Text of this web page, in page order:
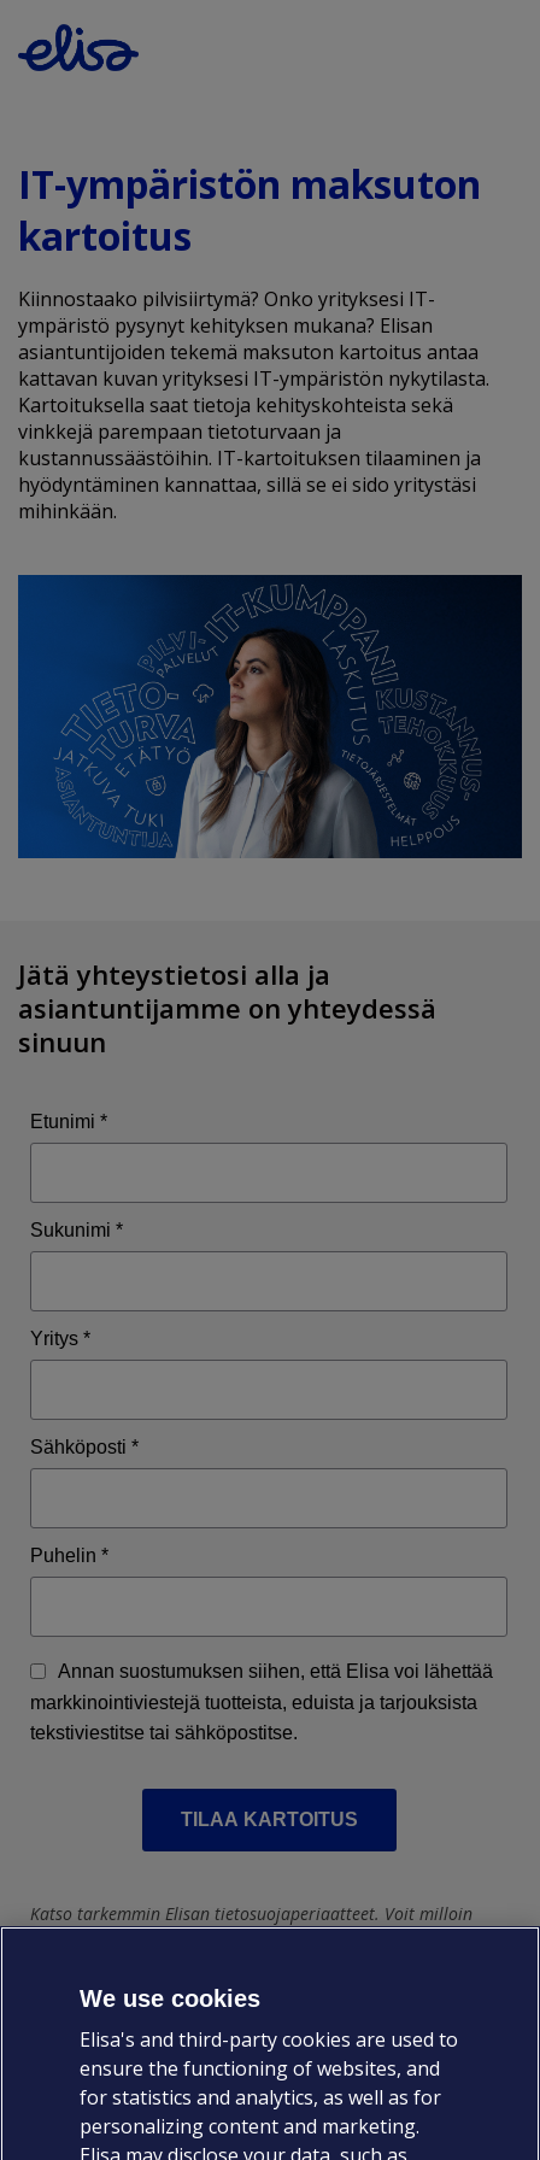
IT-ympäristön maksuton
kartoitus
Kiinnostaako pilvisiirtymä? Onko yrityksesi IT-
ympäristö pysynyt kehityksen mukana? Elisan
asiantuntijoiden tekemä maksuton kartoitus antaa
kattavan kuvan yrityksesi IT-ympäristön nykytilasta.
Kartoituksella saat tietoja kehityskohteista sekä
vinkkejä parempaan tietoturvaan ja
kustannussäästöihin. IT-kartoituksen tilaaminen ja
hyödyntäminen kannattaa, sillä se ei sido yritystäsi
mihinkään.
Jätä yhteystietosi alla ja
asiantuntijamme on yhteydessä
sinuun
Etunimi *
Sukunimi *
Yritys *
Sähköposti *
Puhelin *
Annan suostumuksen siihen, että Elisa voi lähettää
markkinointiviestejä tuotteista, eduista ja tarjouksista
tekstiviestitse tai sähköpostitse.
TILAA KARTOITUS
Katso tarkemmin Elisan tietosuojaperiaatteet. Voit milloin
Ilmoittautuessasi webinaariimme, tapahtumaamme tai
tarvittavat yhteystiedot ja yhdistämme ne
asiakastietojärjestelmäämme. Näin saamme tiedon
tekemistäsi toimista esimerkiksi asiakaspalvelumme tietoon.
Yhdistämistä tarvitaan erityisesti tilanteissa, joissa esimerkiksi
We use cookies
Elisa's and third-party cookies are used to
ensure the functioning of websites, and
for statistics and analytics, as well as for
personalizing content and marketing.